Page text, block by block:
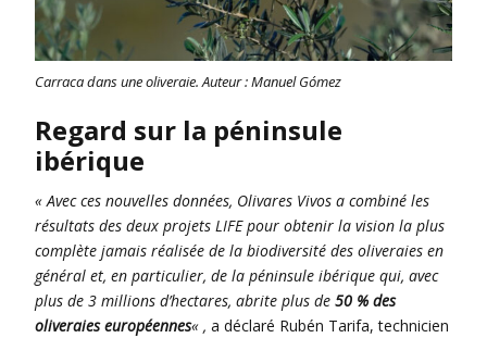
Carraca dans une oliveraie. Auteur : Manuel Gómez
Regard sur la péninsule
ibérique
« Avec ces nouvelles données, Olivares Vivos a combiné les
résultats des deux projets LIFE pour obtenir la vision la plus
complète jamais réalisée de la biodiversité des oliveraies en
général et, en particulier, de la péninsule ibérique qui, avec
plus de 3 millions d’hectares, abrite plus de 50 % des
oliveraies européennes« , a déclaré Rubén Tarifa, technicien